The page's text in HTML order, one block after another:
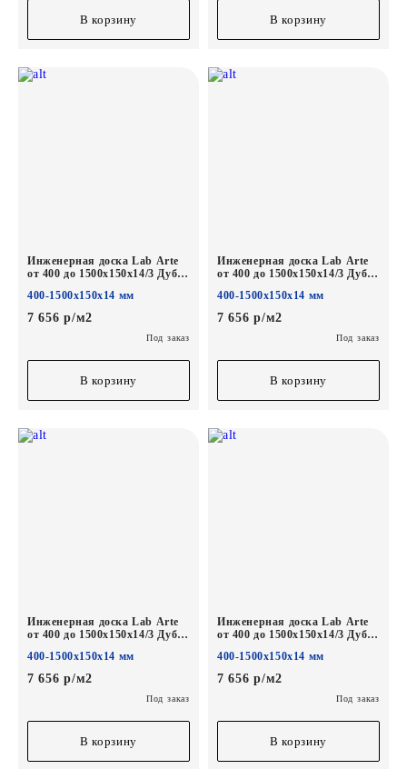
В корзину В корзину
Инженерная доска Lab Arte
от 400 до 1500х150х14/3 Дуб
400-1500х150х14 мм
7 656 р/м2
Под заказ
В корзину
Инженерная доска Lab Arte
от 400 до 1500х150х14/3 Дуб
400-1500х150х14 мм
7 656 р/м2
Под заказ
В корзину
Инженерная доска Lab Arte
от 400 до 1500х150х14/3 Дуб
400-1500х150х14 мм
7 656 р/м2
Под заказ
В корзину
Инженерная доска Lab Arte
от 400 до 1500х150х14/3 Дуб
400-1500х150х14 мм
7 656 р/м2
Под заказ
В корзину